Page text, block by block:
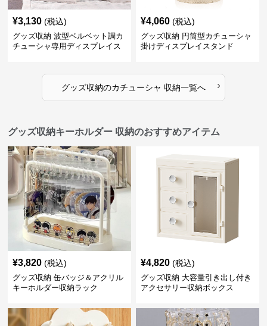
¥3,130 (税込)
グッズ収納 波型ベルベット調カ
チューシャ専用ディスプレイス
¥4,060 (税込)
グッズ収納 円筒型カチューシャ
掛けディスプレイスタンド
グッズ収納のカチューシャ 収納一覧へ ›
グッズ収納キーホルダー 収納のおすすめアイテム
¥3,820 (税込)
グッズ収納 缶バッジ＆アクリル
キーホルダー収納ラック
¥4,820 (税込)
グッズ収納 大容量引き出し付き
アクセサリー収納ボックス